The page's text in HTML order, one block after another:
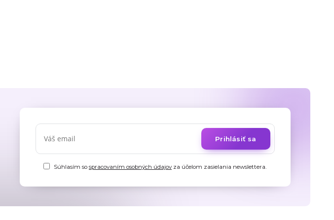
Prihlásiť sa
Súhlasím sospracovaním osobných údajov za účelom zasielania newslettera.